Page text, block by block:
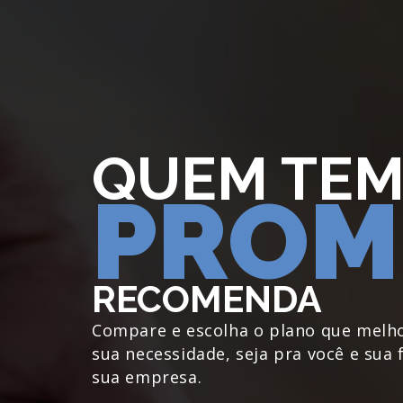
QUEM TEM
RECOMENDA
Compare e escolha o plano que
sua necessidade, seja pra você e sua
sua empresa.